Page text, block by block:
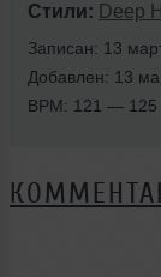
Стили: Deep
Записан: 13
Добавлен: 13
BPM: 121 — 125